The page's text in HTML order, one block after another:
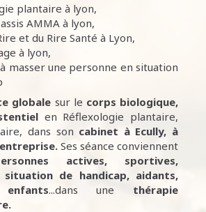
plantaire à lyon,
AMMA à lyon,
et du Rire Santé à Lyon,
à lyon,
masser une personne en situation
globale sur le corps biologique,
en Réflexologie plantaire,
dans son cabinet à Ecully, à
Ses séance conviennent
actives, sportives,
de handicap, aidants,
enfants...dans une thérapie